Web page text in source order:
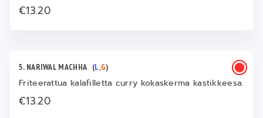
€13.20
5. NARIWAL MACHHA (L,G)
Friteerattua kalafilletta curry kokaskerma kastikkeesa.
€13.20